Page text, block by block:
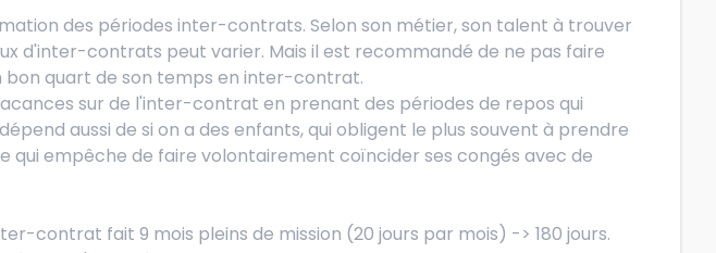
des périodes inter-contrats. Selon son métier, son talent à trouver
d'inter-contrats peut varier. Mais il est recommandé de ne pas faire
quart de son temps en inter-contrat.
sur de l'inter-contrat en prenant des périodes de repos qui
aussi de si on a des enfants, qui obligent le plus souvent à prendre
qui empêche de faire volontairement coïncider ses congés avec de
contrat fait 9 mois pleins de mission (20 jours par mois) -> 180 jours.